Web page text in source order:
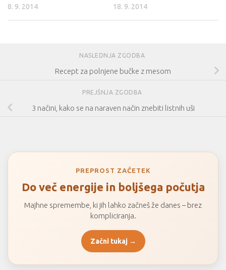
8. 9. 2014 18. 9. 2014
NASLEDNJA ZGODBA
Recept za polnjene bučke z mesom
PREJŠNJA ZGODBA
3 načini, kako se na naraven način znebiti listnih uši
PREPROST ZAČETEK
Do več energije in boljšega počutja
Majhne spremembe, ki jih lahko začneš že danes – brez
kompliciranja.
Začni tukaj →